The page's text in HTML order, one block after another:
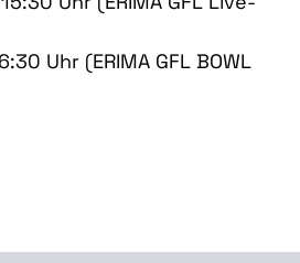
Uhr (ERIMA GFL BOWL